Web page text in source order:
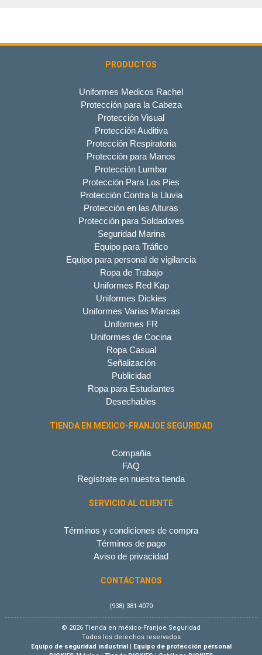
PRODUCTOS
Uniformes Medicos Rachel
Protección para la Cabeza
Protección Visual
Protección Auditiva
Protección Respiratoria
Protección para Manos
Protección Lumbar
Protección Para Los Pies
Protección Contra la Lluvia
Protección en las Alturas
Protección para Soldadores
Seguridad Marina
Equipo para Tráfico
Equipo para personal de vigilancia
Ropa de Trabajo
Uniformes Red Kap
Uniformes Dickies
Uniformes Varias Marcas
Uniformes FR
Uniformes de Cocina
Ropa Casual
Señalización
Publicidad
Ropa para Estudiantes
Desechables
TIENDA EN MÉXICO-FRANJOE SEGURIDAD
Compañia
FAQ
Regístrate en nuestra tienda
SERVICIO AL CLIENTE
Términos y condiciones de compra
Términos de pago
Aviso de privacidad
CONTÁCTANOS
(938) 381-4070
© 2026 Tienda en méxico-Franjoe Seguridad
Todos los derechos reservados
Equipo de seguridad industrial| Equipo de protección personal